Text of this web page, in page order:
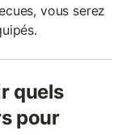
vous serez
quels
pour